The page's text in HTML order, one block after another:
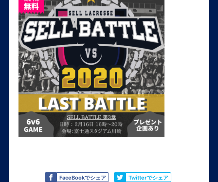
FaceBookでシェア
Like Twitterでシェア
Tweet